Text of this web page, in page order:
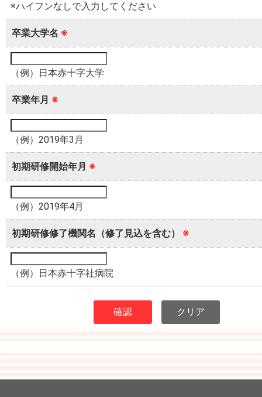
※ハイフンなしで入力してください
卒業大学名 ※
（例）日本赤十字大学
卒業年月 ※
（例）2019年3月
初期研修開始年月 ※
（例）2019年4月
初期研修修了機関名（修了見込を含む） ※
（例）日本赤十字社病院